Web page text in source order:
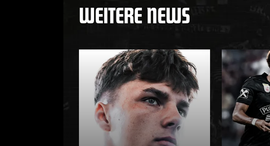
WEITERE NEWS